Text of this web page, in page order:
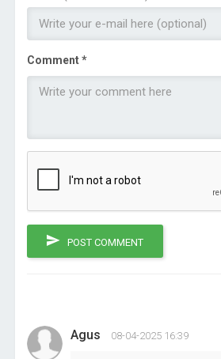
Comment *
POST COMMENT
Agus 08-04-2025 16:39